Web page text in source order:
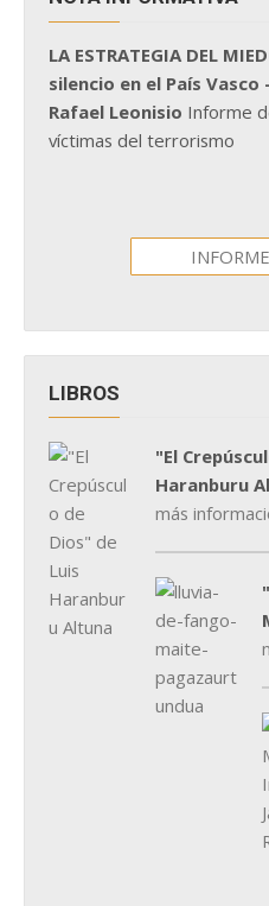
LA ESTRATEGIA DEL
silencio en el País Vasco
Rafael Leonisio Informe
víctimas del terrorismo
LIBROS
"El
Haranburu
más